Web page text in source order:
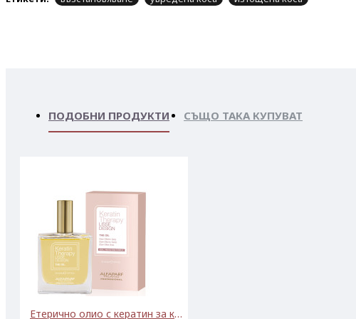
ПОДОБНИ ПРОДУКТИ СЪЩО ТАКА КУПУВАТ
Етерично олио с кератин за копринен ефект ALFAPARF LISSE DESIGN KERATIN THERAPY OIL 50ml